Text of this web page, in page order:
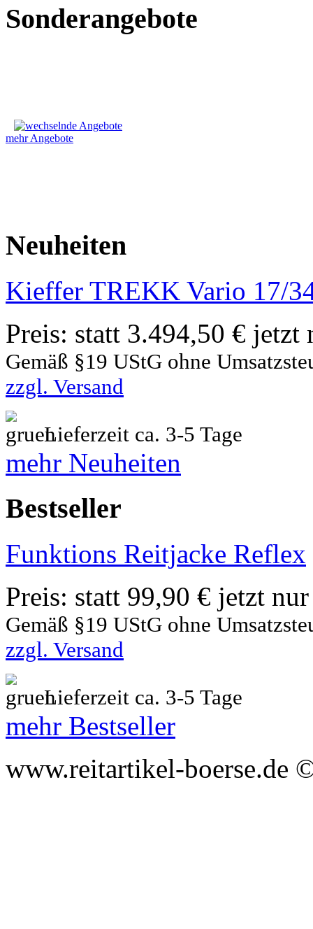
Sonderangebote
mehr Angebote
Neuheiten
Kieffer TREKK Vario 17/
Preis: statt 3.494,50 € jetzt
Gemäß §19 UStG ohne
zzgl. Versand
Lieferzeit ca. 3-5 Tage
mehr Neuheiten
Bestseller
Funktions Reitjacke Reflex
Preis: statt 99,90 € jetzt
Gemäß §19 UStG ohne
zzgl. Versand
Lieferzeit ca. 3-5 Tage
mehr Bestseller
www.reitartikel-boerse.de